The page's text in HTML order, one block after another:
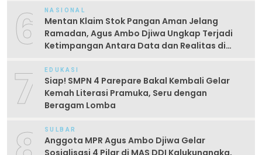
6 NASIONAL
Mentan Klaim Stok Pangan Aman Jelang
Ramadan, Agus Ambo Djiwa Ungkap Terjadi
Ketimpangan Antara Data dan Realitas di
7 EDUKASI
Siap! SMPN 4 Parepare Bakal Kembali Gelar
Kemah Literasi Pramuka, Seru dengan
Beragam Lomba
SULBAR
Anggota MPR Agus Ambo Djiwa Gelar